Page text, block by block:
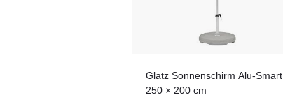
Glatz Sonnenschirm Alu-Smart
250 × 200 cm